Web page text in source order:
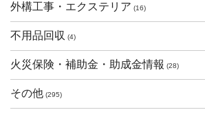
外構工事・エクステリア (16)
不用品回収 (4)
火災保険・補助金・助成金情報 (28)
その他 (295)